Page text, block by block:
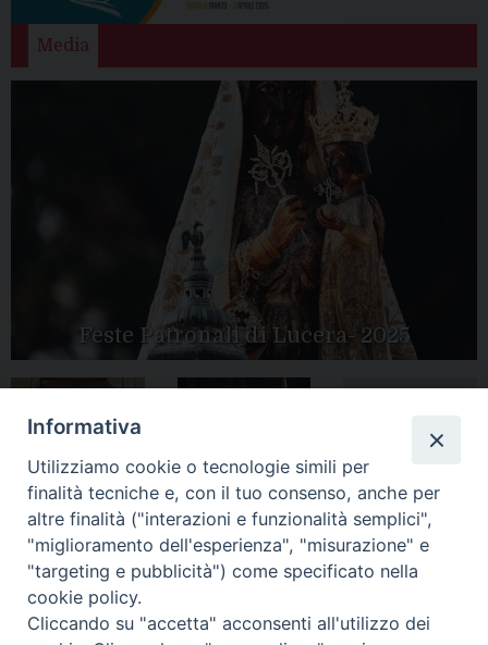
Media
Feste Patronali di Lucera- 2025
Apertura Anno
Giubilare 2025
Mariae in Diocesi
Tutte le gallery
CONTATTI:
LUCERA: Piazza Duomo, 13 - 71036 Lucera (FG) − tel.
Informativa
Utilizziamo cookie o tecnologie simili per
finalità tecniche e, con il tuo consenso, anche per
altre finalità ("interazioni e funzionalità semplici",
"miglioramento dell'esperienza", "misurazione" e
"targeting e pubblicità") come specificato nella
cookie policy.
Cliccando su "accetta" acconsenti all'utilizzo dei